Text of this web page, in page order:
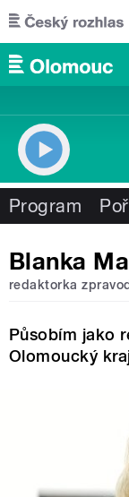
Přejít k hlavnímu
Program
Blanka
redaktorka
Působím jako
Olomoucký